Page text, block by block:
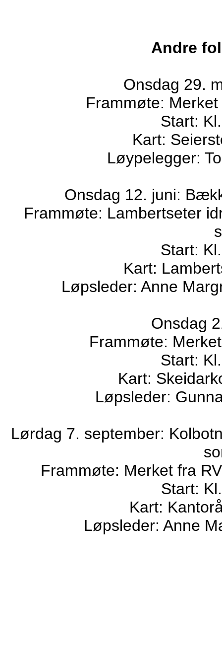
Andre
Onsdag 29.
Frammøte:
Start:
Kart:
Løypelegger:
Onsdag 12. juni:
Frammøte: Lambertseter
Start:
Kart:
Løpsleder: Anne
Onsdag
Frammøte:
Start:
Kart:
Løpsleder:
Lørdag 7. september:
Frammøte: Merket fra
Start:
Kart:
Løpsleder: Anne